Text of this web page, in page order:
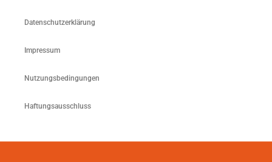
Datenschutzerklärung
Impressum
Nutzungsbedingungen
Haftungsausschluss